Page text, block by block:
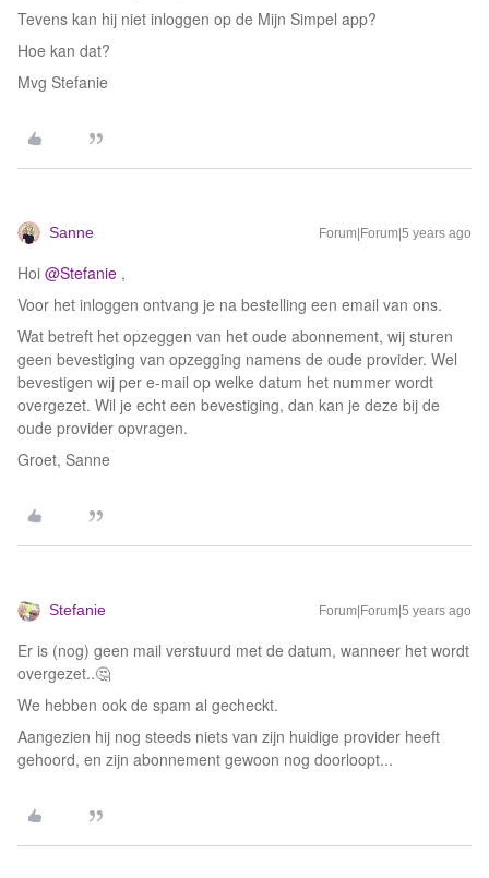
Tevens kan hij niet inloggen op de Mijn Simpel app?
Hoe kan dat?
Mvg Stefanie
Sanne Forum|Forum|5 years ago
Hoi @Stefanie ,
Voor het inloggen ontvang je na bestelling een email van ons.
Wat betreft het opzeggen van het oude abonnement, wij sturen
geen bevestiging van opzegging namens de oude provider. Wel
bevestigen wij per e-mail op welke datum het nummer wordt
overgezet. Wil je echt een bevestiging, dan kan je deze bij de
oude provider opvragen.
Groet, Sanne
Stefanie Forum|Forum|5 years ago
Er is (nog) geen mail verstuurd met de datum, wanneer het wordt
overgezet..🤔
We hebben ook de spam al gecheckt.
Aangezien hij nog steeds niets van zijn huidige provider heeft
gehoord, en zijn abonnement gewoon nog doorloopt...